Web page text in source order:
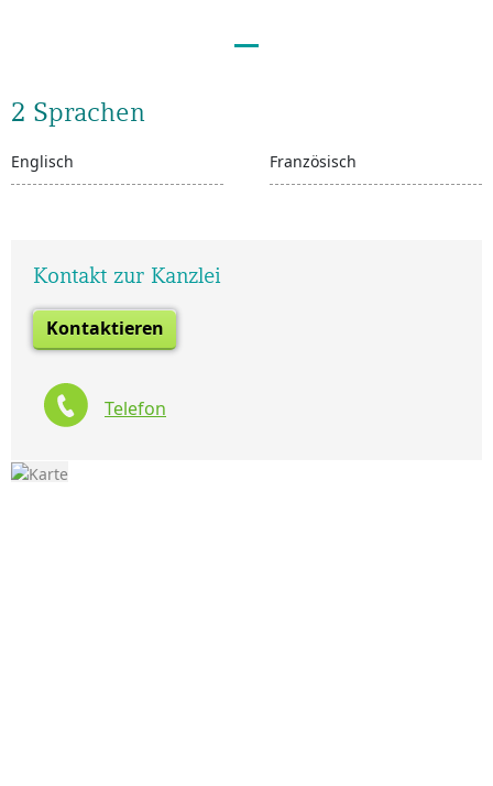
2 Sprachen
Englisch Französisch
Kontakt zur Kanzlei
Kontaktieren
Telefon